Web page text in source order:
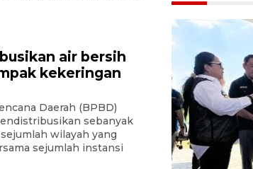
air bersih
kekeringan
Daerah (BPBD)
sebanyak
wilayah yang
sejumlah instansi